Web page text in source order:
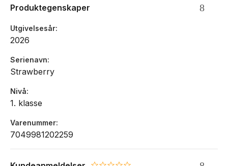
Utvendig rom for drikkeflaske, paraply etc.
Regntrekk i sidelomme
Egen lomme inni sekken til nettbrett
Vannavvisende og resirkulert materiale
Ekspansjon på 5 liter
Skrå åpning for god oversikt
Egen plass til pennal i lokket
Vanntette glidelåslommer på topplomme og hovedrom
Produktegenskaper
Utgivelsesår
2026
Serienavn
Strawberry
Nivå
1. klasse
Varenummer
7049981202259